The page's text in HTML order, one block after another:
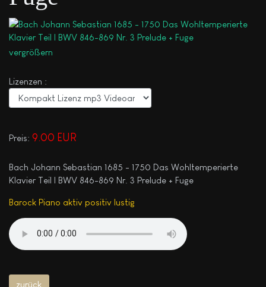
vergrößern
Lizenzen :
Preis: 9.00 EUR
Bach Johann Sebastian 1685 - 1750 Das Wohltemperierte
Klavier Teil I BWV 846-869 Nr. 3 Prelude + Fuge
Barock Piano aktiv positiv lustig